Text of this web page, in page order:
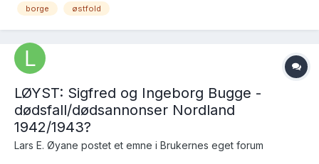
født i Skiptvet, men stemmer det? Her er sønnen Jens i
borge østfold
LØYST: Sigfred og Ingeborg Bugge -
dødsfall/dødsannonser Nordland
1942/1943?
Lars E. Øyane postet et emne i Brukernes eget forum